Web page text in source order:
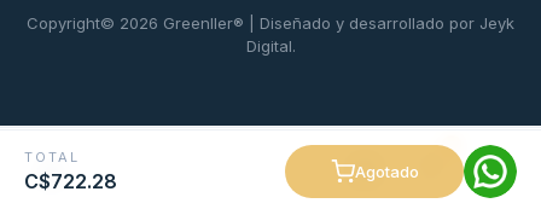
TOTAL
C$722.28 Agotado
Copyright© 2026 Greenller® | Diseñado y desarrollado por Jeyk
Digital.
0